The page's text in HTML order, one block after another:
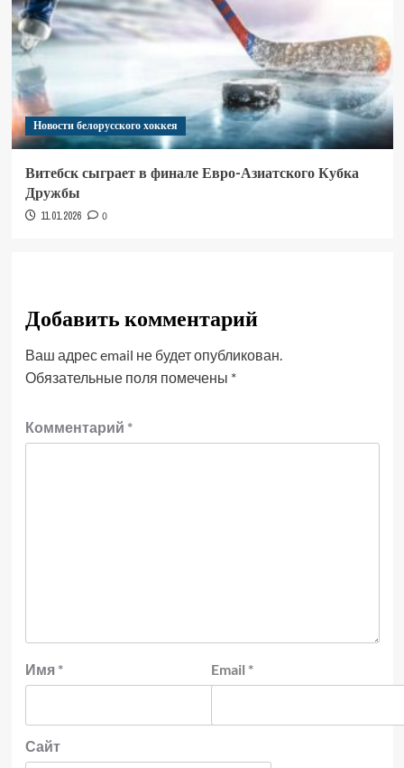
Новости белорусского хоккея
Витебск сыграет в финале Евро-Азиатского Кубка
Дружбы
11.01.2026 0
Добавить комментарий
Ваш адрес email не будет опубликован.
Обязательные поля помечены *
Комментарий *
Имя * Email *
Сайт